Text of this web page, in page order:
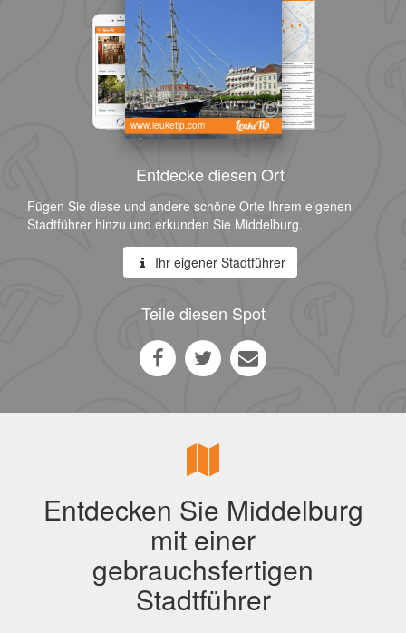
www.leuketip.com
Entdecke diesen Ort
Fügen Sie diese und andere schöne Orte Ihrem eigenen
Stadtführer hinzu und erkunden Sie Middelburg.
Ihr eigener Stadtführer
Teile diesen Spot
Entdecken Sie Middelburg
mit einer
gebrauchsfertigen
Stadtführer